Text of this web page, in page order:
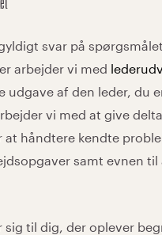
svar på
arbejder vi med
udgave af den leder, du
vi med at give
at håndtere kendte
samt evnen til
sig til dig, der oplever